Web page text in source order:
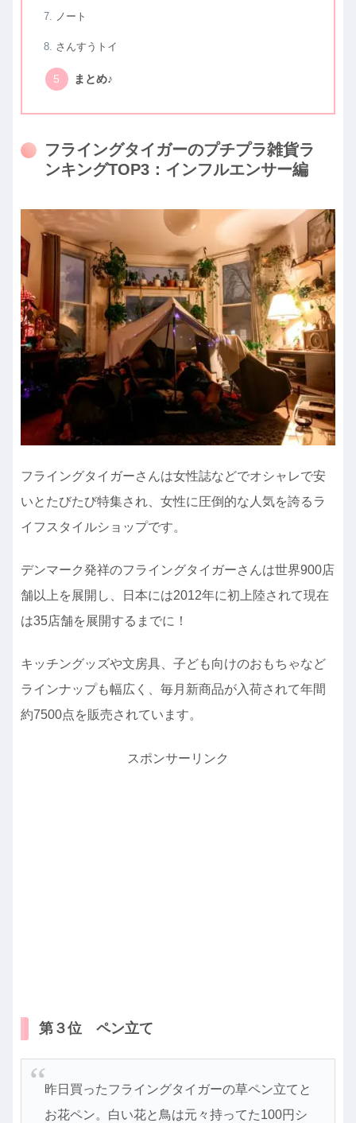
ノート
さんすうトイ
まとめ♪
フライングタイガーのプチプラ雑貨ラ
ンキングTOP3：インフルエンサー編
フライングタイガーさんは女性誌などでオシャレで安
いとたびたび特集され、女性に圧倒的な人気を誇るラ
イフスタイルショップです。
デンマーク発祥のフライングタイガーさんは世界900店
舗以上を展開し、日本には2012年に初上陸されて現在
は35店舗を展開するまでに！
キッチングッズや文房具、子ども向けのおもちゃなど
ラインナップも幅広く、毎月新商品が入荷されて年間
約7500点を販売されています。
スポンサーリンク
第３位 ペン立て
昨日買ったフライングタイガーの草ペン立てと
お花ペン。白い花と鳥は元々持ってた100円シ